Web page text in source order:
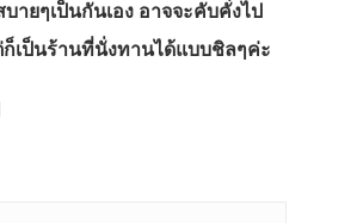
ายๆเป็นกันเอง อาจจะคับคั่งไป
เป็นร้านที่นั่งทานได้แบบชิลๆค่ะ